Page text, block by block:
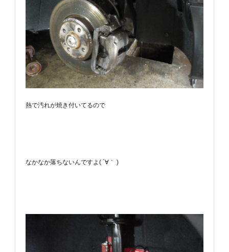
熱で汚れが焼き付いてるので
なかなか落ちないんですよ( ´∀｀ )